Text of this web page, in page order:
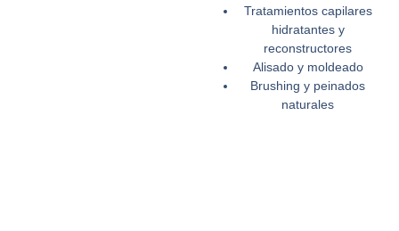
Tratamientos capilares
hidratantes y
reconstructores
Alisado y moldeado
Brushing y peinados
naturales